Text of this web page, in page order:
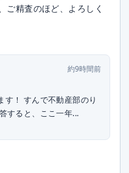
ご精査のほど、よろしく
約9時間前
す！ すんで不動産部のり
率直に回答すると、ここ一年...